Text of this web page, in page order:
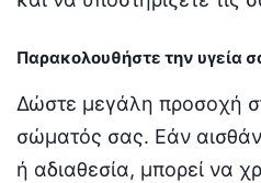
Παρακολουθήστε την υγεία
Δώστε μεγάλη προσοχή
σώματός σας. Εάν
ή αδιαθεσία, μπορεί να